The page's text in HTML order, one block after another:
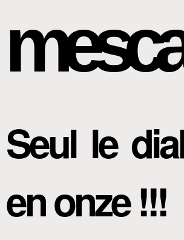
Seul le
en onze !!!